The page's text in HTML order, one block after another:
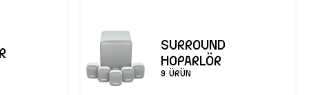
ile 26.249₺ Arası
SURROUND
HOPARLÖR
9 ÜRÜN